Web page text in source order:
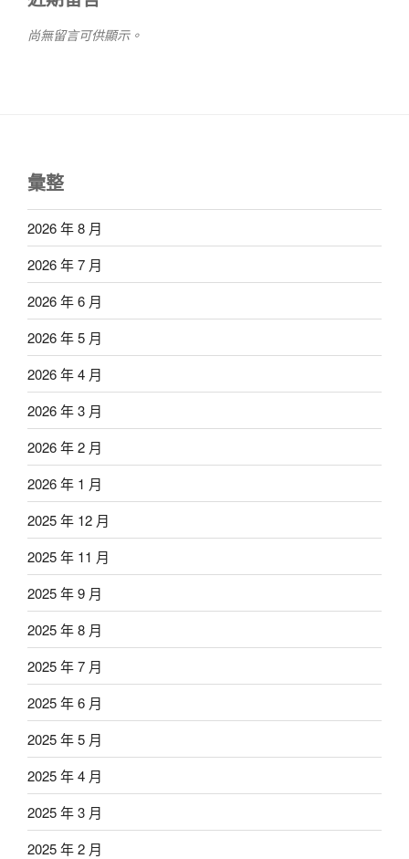
尚無留言可供顯示。
彙整
2026 年 8 月
2026 年 7 月
2026 年 6 月
2026 年 5 月
2026 年 4 月
2026 年 3 月
2026 年 2 月
2026 年 1 月
2025 年 12 月
2025 年 11 月
2025 年 9 月
2025 年 8 月
2025 年 7 月
2025 年 6 月
2025 年 5 月
2025 年 4 月
2025 年 3 月
2025 年 2 月